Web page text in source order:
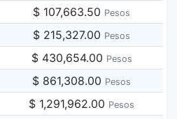
$ 107,663.50 Pesos
$ 215,327.00 Pesos
$ 430,654.00 Pesos
$ 861,308.00 Pesos
$ 1,291,962.00 Pesos